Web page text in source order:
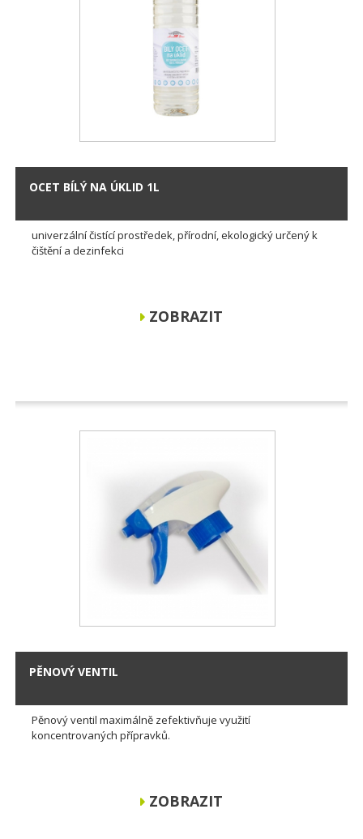
OCET BÍLÝ NA ÚKLID 1L
univerzální čistící prostředek, přírodní, ekologický určený k
čištění a dezinfekci
ZOBRAZIT
PĚNOVÝ VENTIL
Pěnový ventil maximálně zefektivňuje využití
koncentrovaných přípravků.
ZOBRAZIT